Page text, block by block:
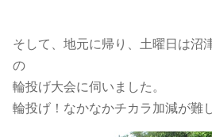
そして、地元に帰り、 土曜日は沼
の
輪投げ大会に伺いました。
輪投げ！なかなかチカラ加減が難